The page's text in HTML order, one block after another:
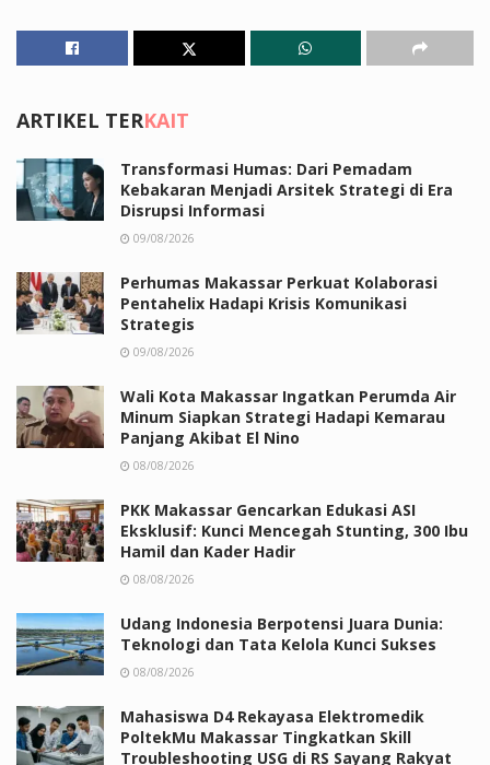
ARTIKEL TERKAIT
Transformasi Humas: Dari Pemadam
Kebakaran Menjadi Arsitek Strategi di Era
Disrupsi Informasi
09/08/2026
Perhumas Makassar Perkuat Kolaborasi
Pentahelix Hadapi Krisis Komunikasi
Strategis
09/08/2026
Wali Kota Makassar Ingatkan Perumda Air
Minum Siapkan Strategi Hadapi Kemarau
Panjang Akibat El Nino
08/08/2026
PKK Makassar Gencarkan Edukasi ASI
Eksklusif: Kunci Mencegah Stunting, 300 Ibu
Hamil dan Kader Hadir
08/08/2026
Udang Indonesia Berpotensi Juara Dunia:
Teknologi dan Tata Kelola Kunci Sukses
08/08/2026
Mahasiswa D4 Rekayasa Elektromedik
PoltekMu Makassar Tingkatkan Skill
Troubleshooting USG di RS Sayang Rakyat